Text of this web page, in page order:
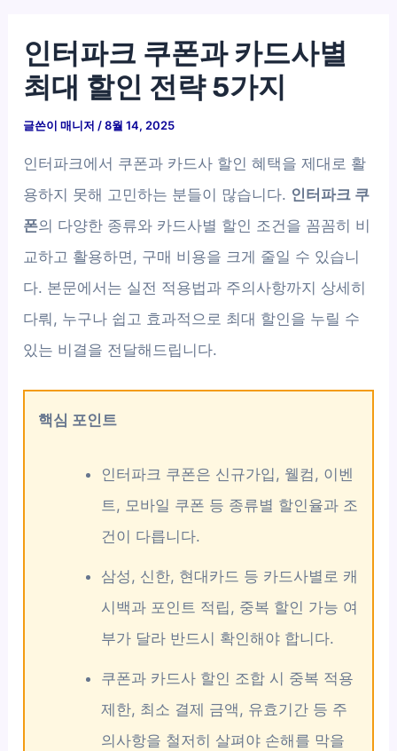
인터파크 쿠폰과 카드사별
최대 할인 전략 5가지
글쓴이매니저 /8월 14, 2025
인터파크에서 쿠폰과 카드사 할인 혜택을 제대로 활
용하지 못해 고민하는 분들이 많습니다. 인터파크 쿠
폰의 다양한 종류와 카드사별 할인 조건을 꼼꼼히 비
교하고 활용하면, 구매 비용을 크게 줄일 수 있습니
다. 본문에서는 실전 적용법과 주의사항까지 상세히
다뤄, 누구나 쉽고 효과적으로 최대 할인을 누릴 수
있는 비결을 전달해드립니다.
핵심 포인트
인터파크 쿠폰은 신규가입, 웰컴, 이벤
트, 모바일 쿠폰 등 종류별 할인율과 조
건이 다릅니다.
삼성, 신한, 현대카드 등 카드사별로 캐
시백과 포인트 적립, 중복 할인 가능 여
부가 달라 반드시 확인해야 합니다.
쿠폰과 카드사 할인 조합 시 중복 적용
제한, 최소 결제 금액, 유효기간 등 주
의사항을 철저히 살펴야 손해를 막을